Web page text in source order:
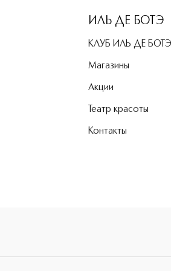
ИЛЬ ДЕ БОТЭ
КЛУБ ИЛЬ ДЕ БОТЭ
Магазины
Акции
Театр красоты
Контакты